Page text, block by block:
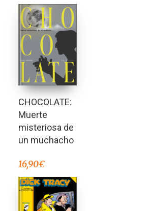
CHOCOLATE:
Muerte
misteriosa de
un muchacho
16,90€